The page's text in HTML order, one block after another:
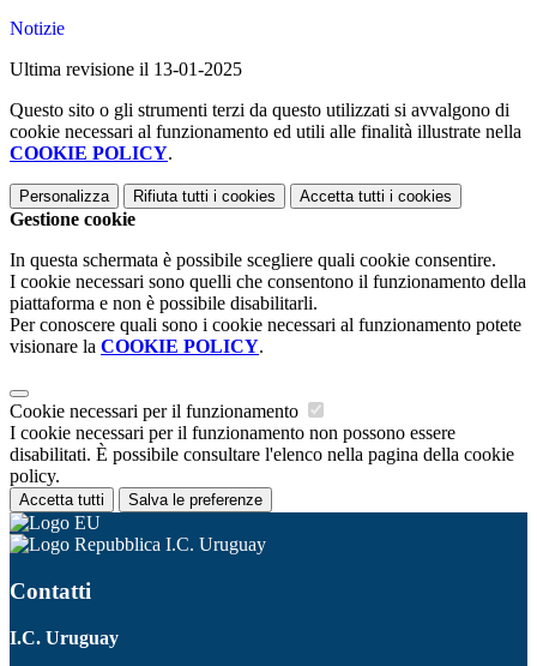
Notizie
Ultima revisione il 13-01-2025
Questo sito o gli strumenti terzi da questo utilizzati si avvalgono di
cookie necessari al funzionamento ed utili alle finalità illustrate nella
COOKIE POLICY.
Personalizza Rifiuta tutti i cookies Accetta tutti i cookies
Gestione cookie
In questa schermata è possibile scegliere quali cookie consentire.
I cookie necessari sono quelli che consentono il funzionamento della
piattaforma e non è possibile disabilitarli.
Per conoscere quali sono i cookie necessari al funzionamento potete
visionare la COOKIE POLICY.
Cookie necessari per il funzionamento
I cookie necessari per il funzionamento non possono essere
disabilitati. È possibile consultare l'elenco nella pagina della cookie
policy.
Accetta tutti Salva le preferenze
I.C. Uruguay
Contatti
I.C. Uruguay